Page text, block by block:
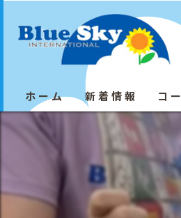
ホーム 新着情報 コ